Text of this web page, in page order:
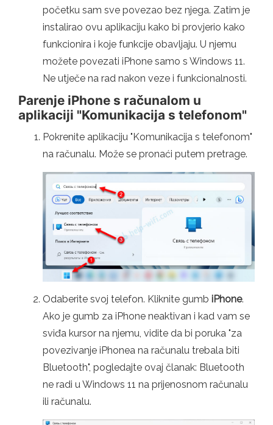
početku sam sve povezao bez njega. Zatim je
instalirao ovu aplikaciju kako bi provjerio kako
funkcionira i koje funkcije obavljaju. U njemu
možete povezati iPhone samo s Windows 11.
Ne utječe na rad nakon veze i funkcionalnosti.
Parenje iPhone s računalom u
aplikaciji "Komunikacija s telefonom"
Pokrenite aplikaciju "Komunikacija s telefonom"
na računalu. Može se pronaći putem pretrage.
Odaberite svoj telefon. Kliknite gumb iPhone.
Ako je gumb za iPhone neaktivan i kad vam se
sviđa kursor na njemu, vidite da bi poruka "za
povezivanje iPhonea na računalu trebala biti
Bluetooth", pogledajte ovaj članak: Bluetooth
ne radi u Windows 11 na prijenosnom računalu
ili računalu.